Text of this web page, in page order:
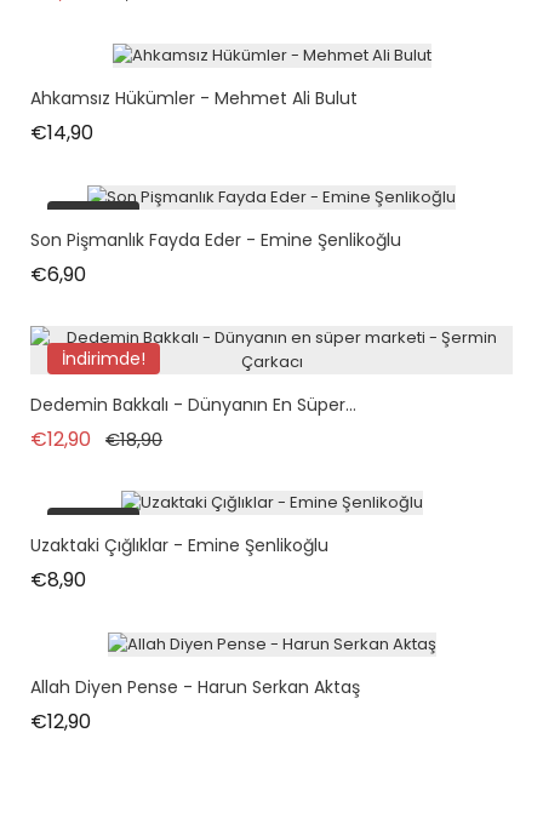
Ahkamsız Hükümler - Mehmet Ali Bulut
€14,90Fiyat
tükendi
Son Pişmanlık Fayda Eder - Emine Şenlikoğlu
€6,90Fiyat
İndirimde!
Dedemin Bakkalı - Dünyanın En Süper...
€12,90 Normal fiyat
€18,90Fiyat
tükendi
Uzaktaki Çığlıklar - Emine Şenlikoğlu
€8,90Fiyat
Allah Diyen Pense - Harun Serkan Aktaş
€12,90Fiyat